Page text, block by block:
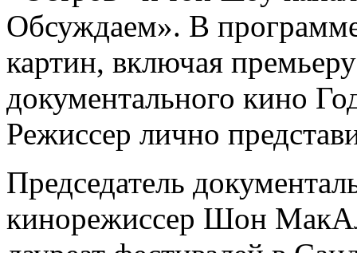
Обсуждаем». В
картин, включая
документального кино
Режиссер лично
Председатель
кинорежиссер Шон